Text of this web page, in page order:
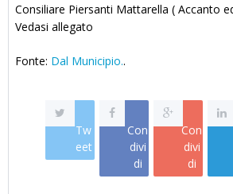
Consiliare Piersanti Mattarella ( Accanto
Vedasi allegato
Fonte: Dal Municipio..
Tw
eet
Con
divi
di
Con
divi
di